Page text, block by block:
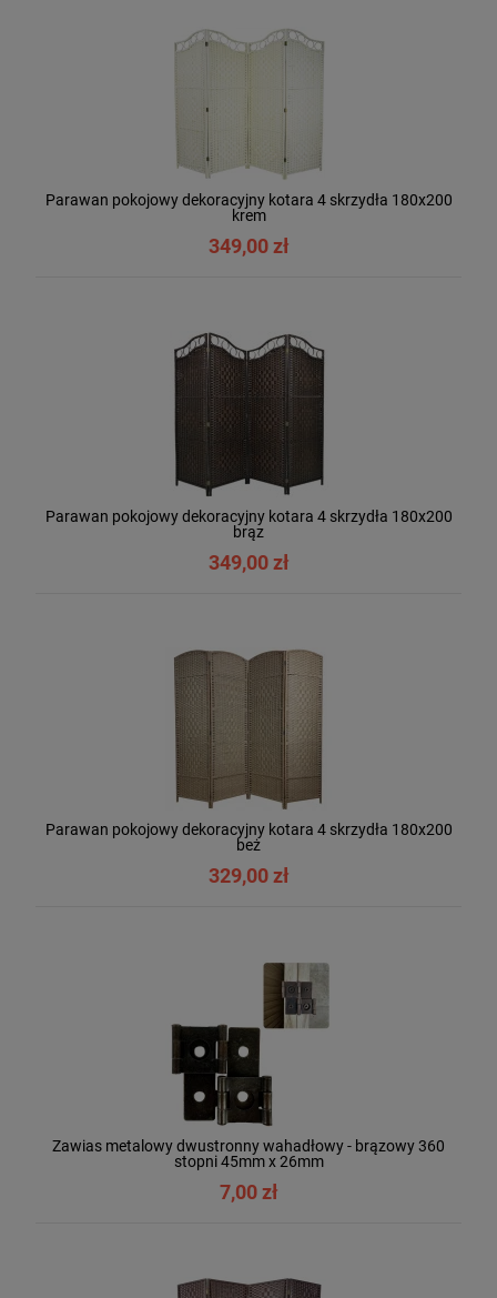
Parawan pokojowy dekoracyjny kotara 4 skrzydła 180x200
krem
349,00 zł
Parawan pokojowy dekoracyjny kotara 4 skrzydła 180x200
brąz
349,00 zł
Parawan pokojowy dekoracyjny kotara 4 skrzydła 180x200
beż
329,00 zł
Zawias metalowy dwustronny wahadłowy - brązowy 360
stopni 45mm x 26mm
7,00 zł